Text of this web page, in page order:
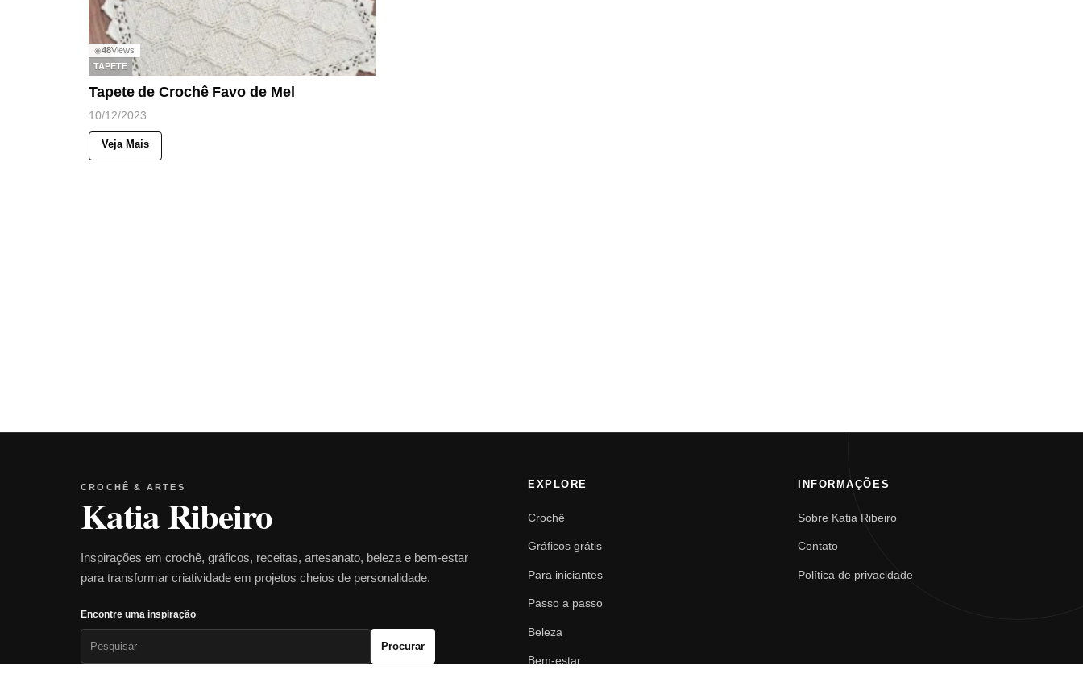
◉48Views
TAPETE
Tapete de Crochê Favo de Mel
10/12/2023
Veja Mais
CROCHÊ & ARTES
Katia Ribeiro
Inspirações em crochê, gráficos, receitas, artesanato, beleza e bem-estar
para transformar criatividade em projetos cheios de personalidade.
Encontre uma inspiração
Procurar
EXPLORE
Crochê
Gráficos grátis
Para iniciantes
Passo a passo
Beleza
Bem-estar
INFORMAÇÕES
Sobre Katia Ribeiro
Contato
Política de privacidade